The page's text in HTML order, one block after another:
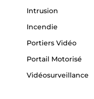
Intrusion
Incendie
Portiers Vidéo
Portail Motorisé
Vidéosurveillance